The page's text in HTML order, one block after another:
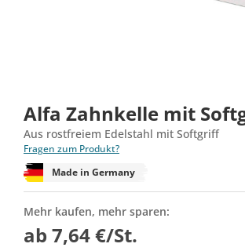
Alfa Zahnkelle mit
Aus rostfreiem Edelstahl mit Softgriff
Fragen zum Produkt?
Made in Germany
Mehr kaufen, mehr sparen:
ab 7,64 €/St.